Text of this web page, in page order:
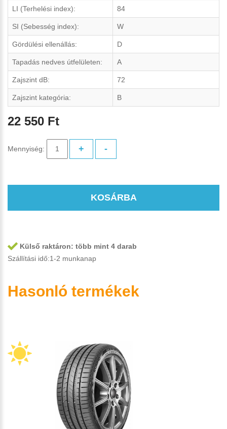
LI (Terhelési index): 84
SI (Sebesség index): W
Gördülési ellenállás: D
Tapadás nedves útfelületen: A
Zajszint dB: 72
Zajszint kategória: B
22 550 Ft
Mennyiség: + -
KOSÁRBA
Külső raktáron: több mint 4 darab
Szállítási idő:1-2 munkanap
Hasonló termékek